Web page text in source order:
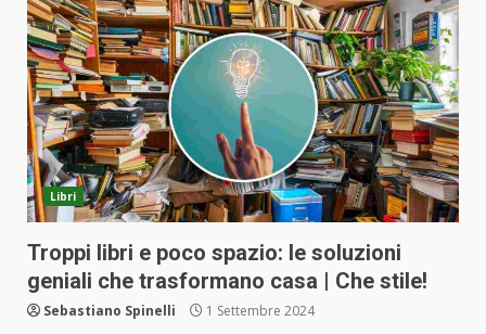
Libri
Troppi libri e poco spazio: le soluzioni
geniali che trasformano casa | Che stile!
Sebastiano Spinelli 1 Settembre 2024